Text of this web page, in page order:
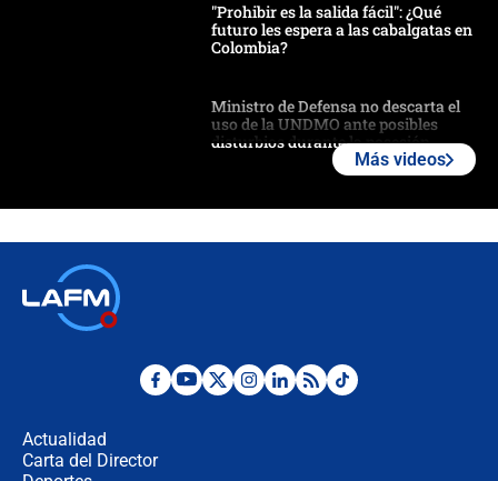
"Prohibir es la salida fácil": ¿Qué
futuro les espera a las cabalgatas en
Colombia?
Ministro de Defensa no descarta el
uso de la UNDMO ante posibles
disturbios durante la posesión
Las seis de las 6 con Juan Lozano |
Más videos
Actualidad
Carta del Director